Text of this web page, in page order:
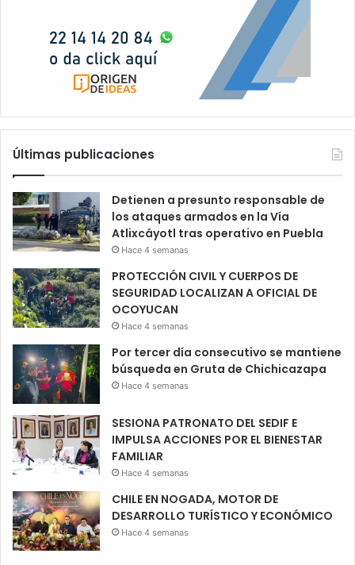
Últimas publicaciones
Detienen a presunto responsable de
los ataques armados en la Vía
Atlixcáyotl tras operativo en Puebla
Hace 4 semanas
PROTECCIÓN CIVIL Y CUERPOS DE
SEGURIDAD LOCALIZAN A OFICIAL DE
OCOYUCAN
Hace 4 semanas
Por tercer día consecutivo se mantiene
búsqueda en Gruta de Chichicazapa
Hace 4 semanas
SESIONA PATRONATO DEL SEDIF E
IMPULSA ACCIONES POR EL BIENESTAR
FAMILIAR
Hace 4 semanas
CHILE EN NOGADA, MOTOR DE
DESARROLLO TURÍSTICO Y ECONÓMICO
Hace 4 semanas